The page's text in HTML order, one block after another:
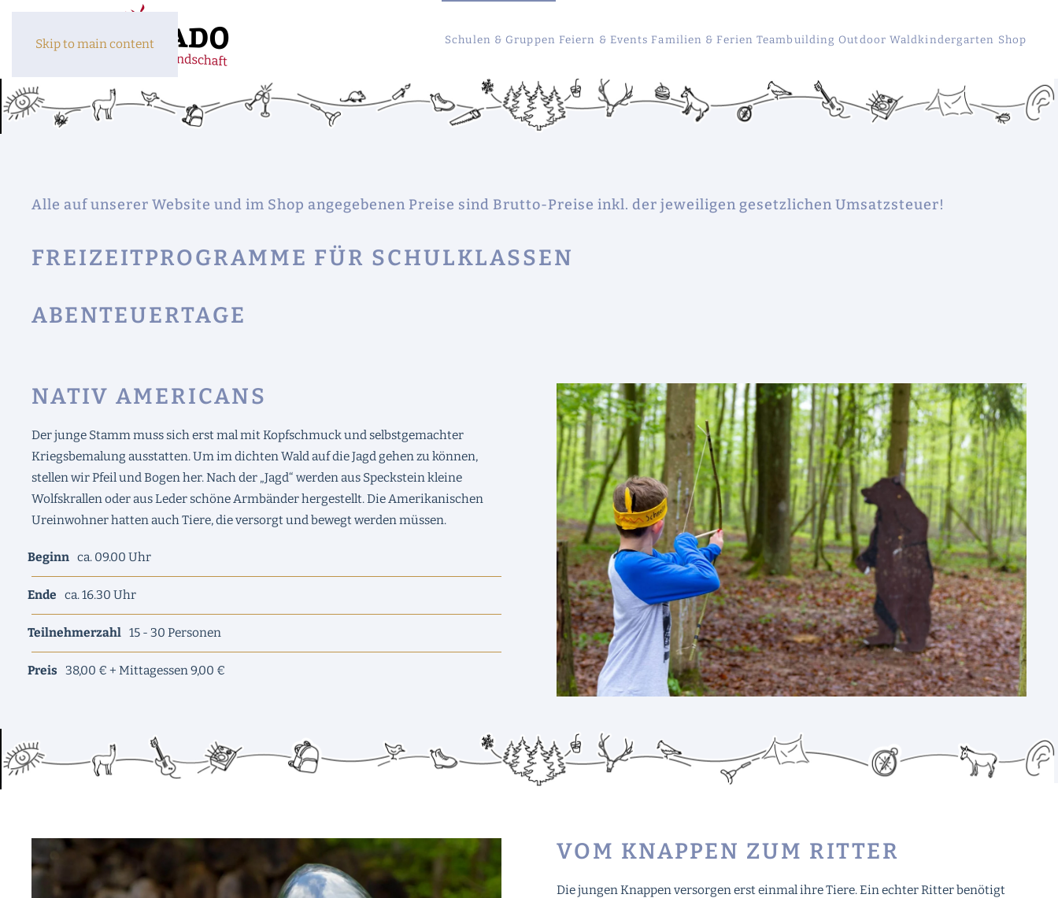
Skip to main content Schulen & Gruppen Feiern & Events Familien & Ferien Teambuilding Outdoor Waldkindergarten Shop
Alle auf unserer Website und im Shop angegebenen Preise sind Brutto-Preise inkl. der jeweiligen gesetzlichen Umsatzsteuer!
FREIZEITPROGRAMME FÜR SCHULKLASSEN
ABENTEUERTAGE
NATIV AMERICANS
Der junge Stamm muss sich erst mal mit Kopfschmuck und selbstgemachter
Kriegsbemalung ausstatten. Um im dichten Wald auf die Jagd gehen zu können,
stellen wir Pfeil und Bogen her. Nach der „Jagd“ werden aus Speckstein kleine
Wolfskrallen oder aus Leder schöne Armbänder hergestellt. Die Amerikanischen
Ureinwohner hatten auch Tiere, die versorgt und bewegt werden müssen.
Beginn ca. 09.00 Uhr
Ende ca. 16.30 Uhr
Teilnehmerzahl 15 - 30 Personen
Preis 38,00 € + Mittagessen 9,00 €
VOM KNAPPEN ZUM RITTER
Die jungen Knappen versorgen erst einmal ihre Tiere. Ein echter Ritter benötigt